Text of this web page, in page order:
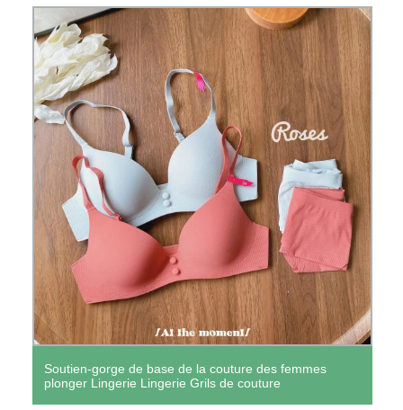
Soutien-gorge de base de la couture des femmes
plonger Lingerie Lingerie Grils de couture